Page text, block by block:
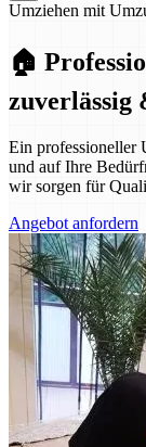
Umziehen mit
🏠
zuverlässig
Ein professioneller
und auf Ihre
wir sorgen für
Angebot anfordern